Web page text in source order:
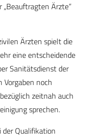
„Beauftragten Ärzte“
Ärzten spielt die
eine entscheidende
Sanitätsdienst der
noch
zeitnah auch
sprechen.
Qualifikation